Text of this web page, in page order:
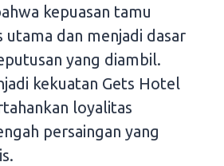
kepuasan tamu
utama dan menjadi dasar
yang diambil.
kekuatan Gets Hotel
loyalitas
persaingan yang